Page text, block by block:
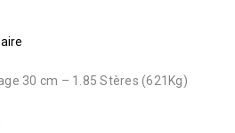
30 cm – 1.85 Stères (621Kg)